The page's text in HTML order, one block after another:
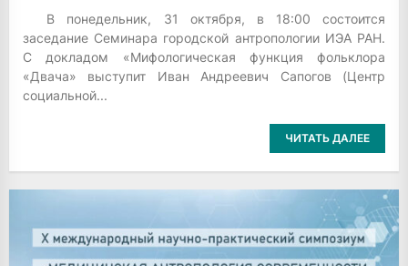
В понедельник, 31 октября, в 18:00 состоится
заседание Семинара городской антропологии ИЭА РАН.
С докладом «Мифологическая функция фольклора
«Двача» выступит Иван Андреевич Сапогов (Центр
социальной...
ЧИТАТЬ ДАЛЕЕ